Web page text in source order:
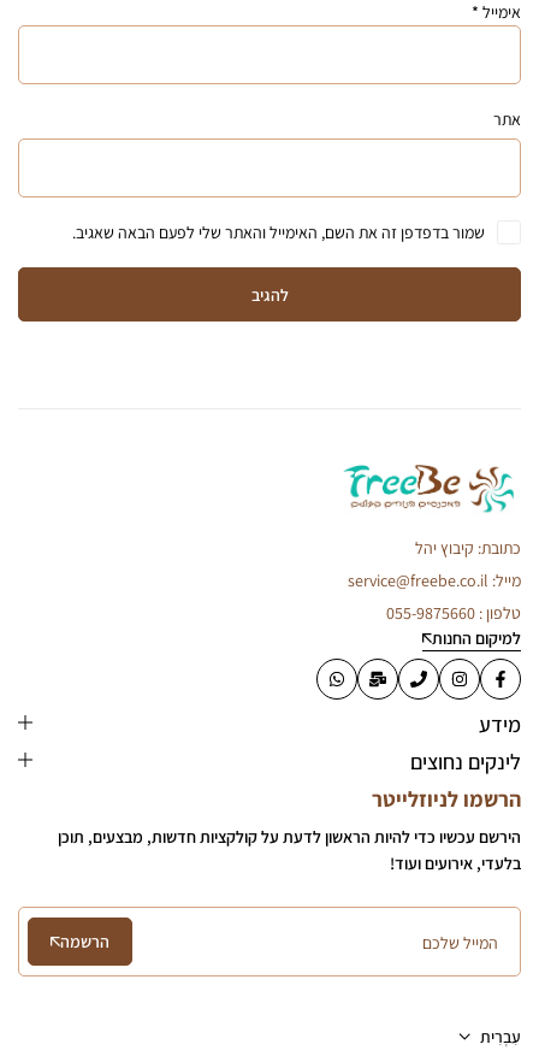
אימייל *
אתר
שמור בדפדפן זה את השם, האימייל והאתר שלי לפעם הבאה שאגיב.
להגיב
כתובת: קיבוץ יהל
מייל: service@freebe.co.il
טלפון : 055-9875660
למיקום החנות
מידע
לינקים נחוצים
הרשמו לניוזלייטר
הירשם עכשיו כדי להיות הראשון לדעת על קולקציות חדשות, מבצעים, תוכן
בלעדי, אירועים ועוד!
הרשמה
עִבְרִית